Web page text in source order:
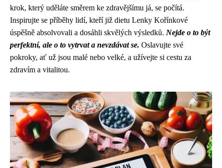
krok, který uděláte směrem ke zdravějšímu já, se počítá.
Inspirujte se příběhy lidí, kteří již dietu Lenky Kořínkové
úspěšně absolvovali a dosáhli skvělých výsledků. Nejde o to být
perfektní, ale o to vytrvat a nevzdávat se. Oslavujte své
pokroky, ať už jsou malé nebo velké, a užívejte si cestu za
zdravím a vitalitou.